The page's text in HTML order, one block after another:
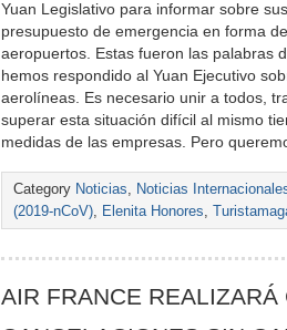
Yuan Legislativo para informar sobre
presupuesto de emergencia en forma
aeropuertos. Estas fueron las palabras
hemos respondido al Yuan Ejecutivo
aerolíneas. Es necesario unir a todos,
superar esta situación difícil al mismo
medidas de las empresas. Pero
Category Noticias, Noticias
(2019-nCoV), Elenita Honores,
AIR FRANCE REALIZARÁ